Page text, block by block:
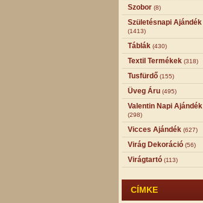
Szobor (8)
Születésnapi Ajándék
(1413)
Táblák (430)
Textil Termékek (318)
Tusfürdő (155)
Üveg Áru (495)
Valentin Napi Ajándék
(298)
Vicces Ajándék (627)
Virág Dekoráció (56)
Virágtartó (113)
CÍMKE